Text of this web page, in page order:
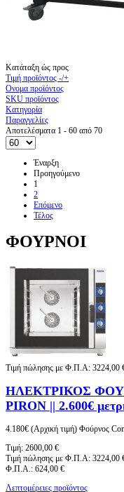
Κατάταξη ώς προς
Τιμή προϊόντος -/+
Ονομα προϊόντος
SKU προϊόντος
Κατηγορία
Παραγγελίες
Αποτελέσματα 1 - 60 από 70
Έναρξη
Προηγούμενο
1
2
Επόμενο
Τέλος
ΦΟΥΡΝΟΙ
Τιμή πώλησης με Φ.Π.Α: 3224,00
ΗΛΕΚΤΡΙΚΟΣ
PIRON || 2.600€
4.180€ (Αρχική τιμή) Φούρνος
Τιμή: 2600,00 €
Τιμή πώλησης με Φ.Π.Α: 3224,00
Φ.Π.Α.: 624,00 €
Λεπτομέρειες προϊόντος